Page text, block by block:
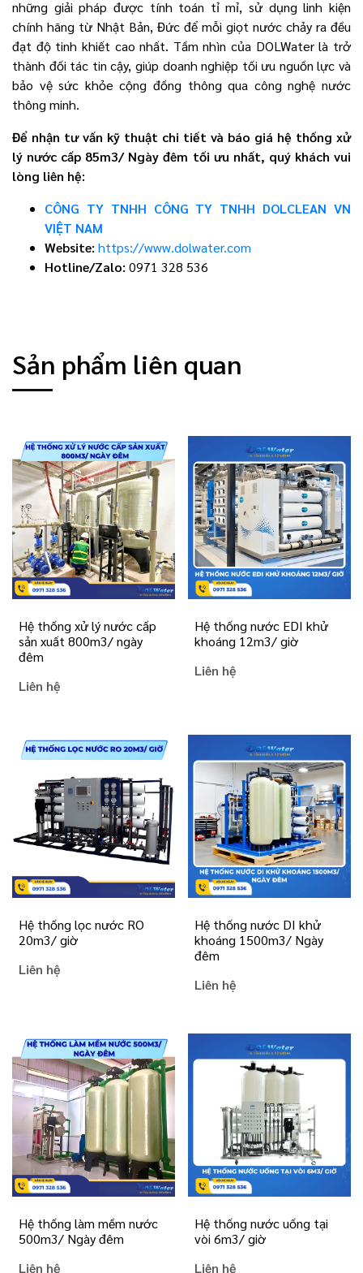
những giải pháp được tính toán tỉ mỉ, sử dụng linh kiện
chính hãng từ Nhật Bản, Đức để mỗi giọt nước chảy ra đều
đạt độ tinh khiết cao nhất. Tầm nhìn của DOLWater là trở
thành đối tác tin cậy, giúp doanh nghiệp tối ưu nguồn lực và
bảo vệ sức khỏe cộng đồng thông qua công nghệ nước
thông minh.
Để nhận tư vấn kỹ thuật chi tiết và báo giá hệ thống xử
lý nước cấp 85m3/ Ngày đêm tối ưu nhất, quý khách vui
lòng liên hệ:
CÔNG TY TNHH CÔNG TY TNHH DOLCLEAN VN
VIỆT NAM
Website: https://www.dolwater.com
Hotline/Zalo: 0971 328 536
Sản phẩm liên quan
Hệ thống xử lý nước cấp
sản xuất 800m3/ ngày
đêm
Liên hệ
Hệ thống nước EDI khử
khoáng 12m3/ giờ
Liên hệ
Hệ thống lọc nước RO
20m3/ giờ
Liên hệ
Hệ thống nước DI khử
khoáng 1500m3/ Ngày
đêm
Liên hệ
Hệ thống làm mềm nước
500m3/ Ngày đêm
Liên hệ
Hệ thống nước uống tại
vòi 6m3/ giờ
Liên hệ